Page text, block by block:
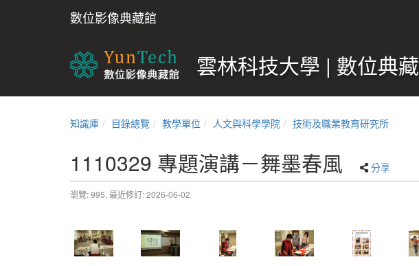
數位影像典藏館
雲林科技大學 | 數位典藏
知識庫 目錄總覽 教學單位 人文與科學學院 技術及職業教育研究所
1110329 專題演講－舞墨春風 分享
瀏覽: 995, 最近修訂: 2026-06-02